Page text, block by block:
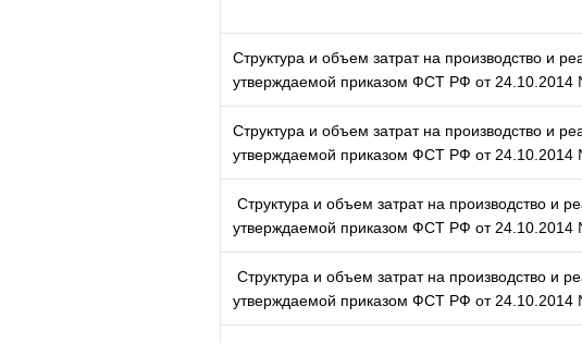
Структура и объем затрат на производство и
утверждаемой приказом ФСТ РФ от
Структура и объем затрат на производство и
утверждаемой приказом ФСТ РФ от
Структура и объем затрат на производство и
утверждаемой приказом ФСТ РФ от
Структура и объем затрат на производство и
утверждаемой приказом ФСТ РФ от